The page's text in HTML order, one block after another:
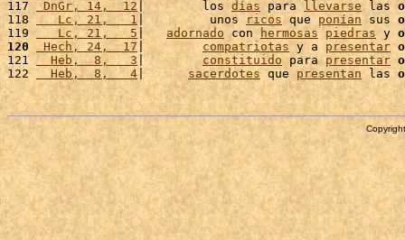
117 DnGr, 14,  12 |        los días para llevarse las
118
   Lc, 21,   1
|         unos ricos que ponían sus
119
   Lc, 21,   5
| adornado con hermosas piedras y
120
Hech, 24,  17 | compatriotas y a presentar
121
  Heb,  8,   3
| constituido para presentar
122
  Heb,  8,   4
| sacerdotes que presentan las